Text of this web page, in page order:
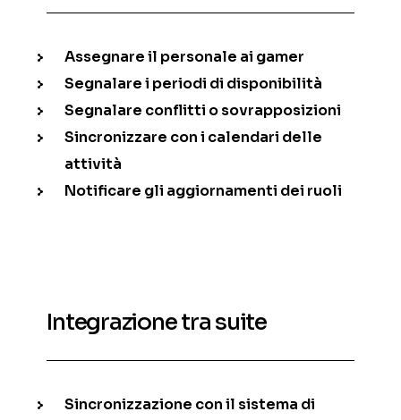
Assegnare il personale ai gamer
Segnalare i periodi di disponibilità
Segnalare conflitti o sovrapposizioni
Sincronizzare con i calendari delle
attività
Notificare gli aggiornamenti dei ruoli
Integrazione tra suite
Sincronizzazione con il sistema di